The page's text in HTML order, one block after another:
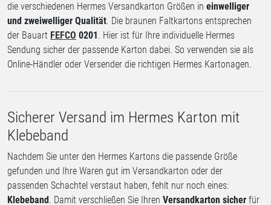
die verschiedenen Hermes Versandkarton Größen in einwelliger
und zweiwelliger Qualität. Die braunen Faltkartons entsprechen
der Bauart FEFCO 0201. Hier ist für Ihre individuelle Hermes
Sendung sicher der passende Karton dabei. So verwenden sie als
Online-Händler oder Versender die richtigen Hermes Kartonagen.
Sicherer Versand im Hermes Karton mit
Klebeband
Nachdem Sie unter den Hermes Kartons die passende Größe
gefunden und Ihre Waren gut im Versandkarton oder der
passenden Schachtel verstaut haben, fehlt nur noch eines:
Klebeband. Damit verschließen Sie Ihren Versandkarton sicher für